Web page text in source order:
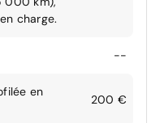
charge.
--
en
200 €